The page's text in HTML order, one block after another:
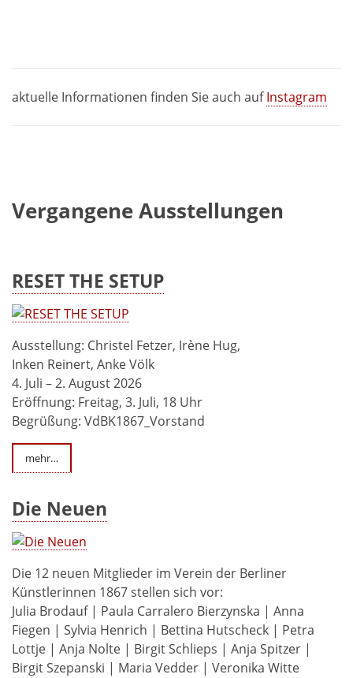
aktuelle Informationen finden Sie auch aufInstagram
Vergangene Ausstellungen
RESET THE SETUP
Ausstellung: Christel Fetzer, Irène Hug,
Inken Reinert, Anke Völk
4. Juli – 2. August 2026
Eröffnung: Freitag, 3. Juli, 18 Uhr
Begrüßung: VdBK1867_Vorstand
mehr…
Die Neuen
Die 12 neuen Mitglieder im Verein der Berliner
Künstlerinnen 1867 stellen sich vor:
Julia Brodauf | Paula Carralero Bierzynska | Anna
Fiegen | Sylvia Henrich | Bettina Hutscheck | Petra
Lottje | Anja Nolte | Birgit Schlieps | Anja Spitzer |
Birgit Szepanski | Maria Vedder | Veronika Witte